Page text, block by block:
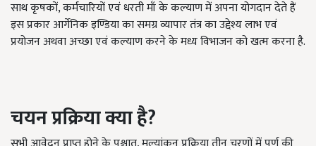
साथ कृषकों, कर्मचारियों एवं धरती माँ के कल्याण में अपना योगदान देते हैं
इस प्रकार आर्गेनिक इण्डिया का समग्र व्यापार तंत्र का उद्देश्य लाभ एवं
प्रयोजन अथवा अच्छा एवं कल्याण करने के मध्य विभाजन को खत्म करना है.
चयन प्रक्रिया क्या है?